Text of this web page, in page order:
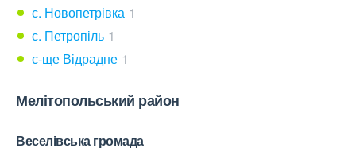
с. Новопетрівка 1
с. Петропіль 1
с-ще Відрадне 1
Мелітопольський район
Веселівська громада